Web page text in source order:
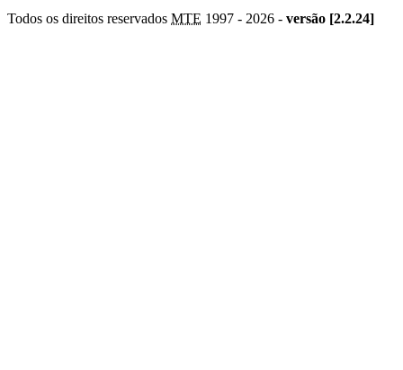
Todos os direitos reservados MTE 1997 - 2026 - versão [2.2.24]